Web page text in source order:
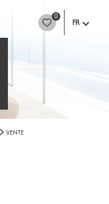
0
FR
VENTE